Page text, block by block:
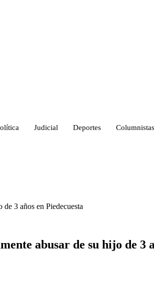
Judicial Deportes Columnistas
3 años en Piedecuesta
abusar de su hijo de 3